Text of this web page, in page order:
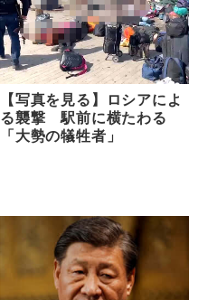
【写真を見る】ロシアによ
る襲撃 駅前に横たわる
「大勢の犠牲者」